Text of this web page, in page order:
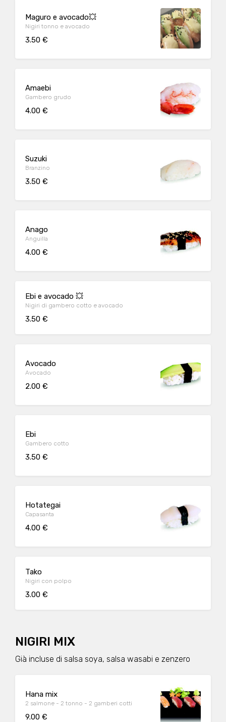
Maguro e avocado💥
Nigiri tonno e avocado
3.50 €
Amaebi
Gambero grudo
4.00 €
Suzuki
Branzino
3.50 €
Anago
Anguilla
4.00 €
Ebi e avocado 💥
Nigiri di gambero cotto e avocado
3.50 €
Avocado
Avocado
2.00 €
Ebi
Gambero cotto
3.50 €
Hotategai
Capasanta
4.00 €
Tako
Nigiri con polpo
3.00 €
NIGIRI MIX
Già incluse di salsa soya, salsa wasabi e zenzero
Hana mix
2 salmone - 2 tonno - 2 gamberi cotti
9.00 €